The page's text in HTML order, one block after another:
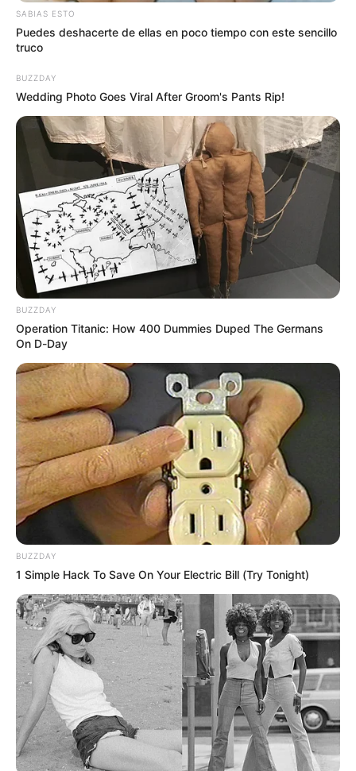
Le puede interesar:
con un machete a su compañera sentimental en Toledo
El caso quedó a disposición de laFiscalía.
COMPARTIR
ALERTA BOGOTÁ EN GOOGLE NEWS
TEMAS RELACIONADOS
NOTICIAS ANTIOQUIA
SANTA BÁRBARA - ANTIOQUIA
TRÁFICO DE ESTUPEFACIENTES
MANTÉNGASE EN ALERTA
Tenemos todas las noticias que le
interesan. Para estar bien informado, por
favor, active las notificaciones de Alerta.
ACTIVAR AHORA
SABIAS ESTO
Puedes deshacerte de ellas en poco tiempo con este sencillo
truco
BUZZDAY
Wedding Photo Goes Viral After Groom's Pants Rip!
BUZZDAY
Operation Titanic: How 400 Dummies Duped The Germans
On D-Day
BUZZDAY
1 Simple Hack To Save On Your Electric Bill (Try Tonight)